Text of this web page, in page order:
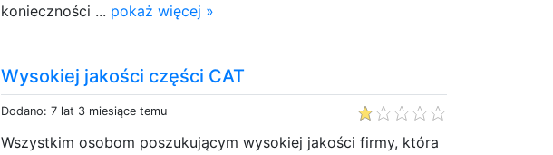
konieczności ... pokaż więcej »
Wysokiej jakości części CAT
Dodano: 7 lat 3 miesiące temu
Wszystkim osobom poszukującym wysokiej jakości firmy, która